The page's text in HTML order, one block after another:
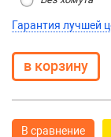
Гарантия лучшей
В сравнение